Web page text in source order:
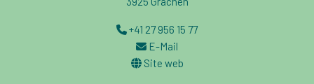
+41 27 956 15 77
E-Mail
Site web